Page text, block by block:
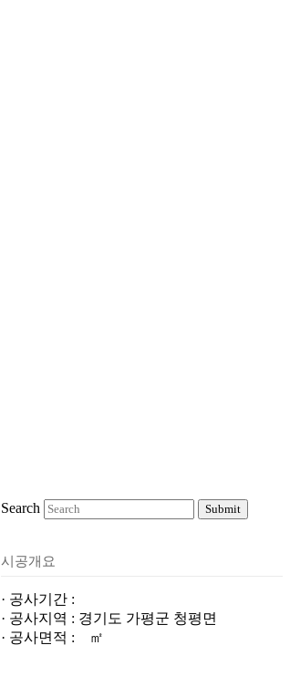
Search
Submit
시공개요
· 공사기간 :
· 공사지역 : 경기도 가평군 청평면
· 공사면적 : ㎡